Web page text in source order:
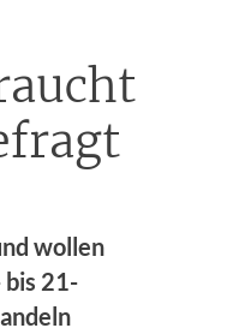
wollen
21-